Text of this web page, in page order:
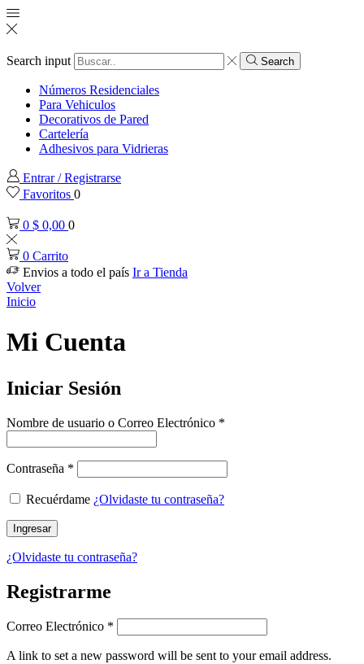
Search input Search
Números Residenciales
Para Vehiculos
Decorativos de Pared
Cartelería
Adhesivos para Vidrieras
Entrar / Registrarse
Favoritos 0
0 $ 0,00 0
0 Carrito
Envios a todo el país Ir a Tienda
Volver
Inicio
Mi Cuenta
Iniciar Sesión
Nombre de usuario o Correo Electrónico *
Contraseña *
Recuérdame ¿Olvidaste tu contraseña?
Ingresar
¿Olvidaste tu contraseña?
Registrarme
Correo Electrónico *
A link to set a new password will be sent to your email address.